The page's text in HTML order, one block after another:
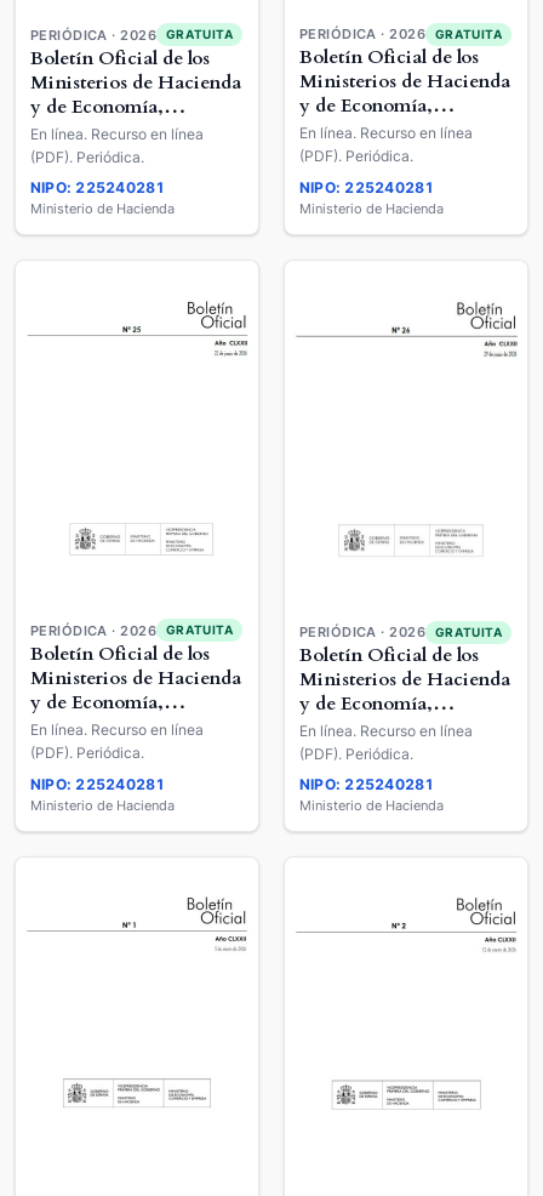
PERIÓDICA · 2026 GRATUITA
Boletín Oficial de los
Ministerios de Hacienda
y de Economía,
Comercio y Empresa
En línea. Recurso en línea
(PDF). Periódica.
NIPO: 225240281
Ministerio de Hacienda
PERIÓDICA · 2026 GRATUITA
Boletín Oficial de los
Ministerios de Hacienda
y de Economía,
Comercio y Empresa
En línea. Recurso en línea
(PDF). Periódica.
NIPO: 225240281
Ministerio de Hacienda
PERIÓDICA · 2026 GRATUITA
Boletín Oficial de los
Ministerios de Hacienda
y de Economía,
Comercio y Empresa
En línea. Recurso en línea
(PDF). Periódica.
NIPO: 225240281
Ministerio de Hacienda
PERIÓDICA · 2026 GRATUITA
Boletín Oficial de los
Ministerios de Hacienda
y de Economía,
Comercio y Empresa
En línea. Recurso en línea
(PDF). Periódica.
NIPO: 225240281
Ministerio de Hacienda